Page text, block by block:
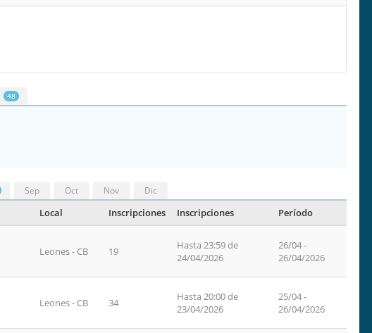
48
Sep Oct Nov Dic
Local Inscripciones Inscripciones Período
Leones - CB 19
Hasta 23:59 de
24/04/2026
26/04 -
26/04/2026
Leones - CB 34
Hasta 20:00 de
23/04/2026
25/04 -
26/04/2026